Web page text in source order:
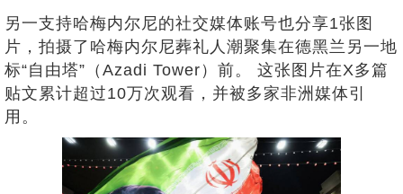
另一支持哈梅内尔尼的社交媒体账号也分享1张图
片，拍摄了哈梅内尔尼葬礼人潮聚集在德黑兰另一地
标“自由塔”（Azadi Tower）前。 这张图片在X多篇
贴文累计超过10万次观看，并被多家非洲媒体引
用。